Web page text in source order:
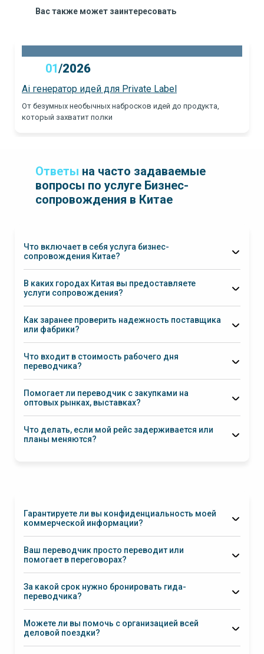
Вас также может заинтересовать
01/2026
Ai генератор идей для Private Label
От безумных необычных набросков идей до продукта,
который захватит полки
Ответы на часто задаваемые
вопросы по услуге Бизнес-
сопровождения в Китае
Что включает в себя услуга бизнес-
сопровождения Китае?
В каких городах Китая вы предоставляете
услуги сопровождения?
Как заранее проверить надежность поставщика
или фабрики?
Что входит в стоимость рабочего дня
переводчика?
Помогает ли переводчик с закупками на
оптовых рынках, выставках?
Что делать, если мой рейс задерживается или
планы меняются?
Гарантируете ли вы конфиденциальность моей
коммерческой информации?
Ваш переводчик просто переводит или
помогает в переговорах?
За какой срок нужно бронировать гида-
переводчика?
Можете ли вы помочь с организацией всей
деловой поездки?